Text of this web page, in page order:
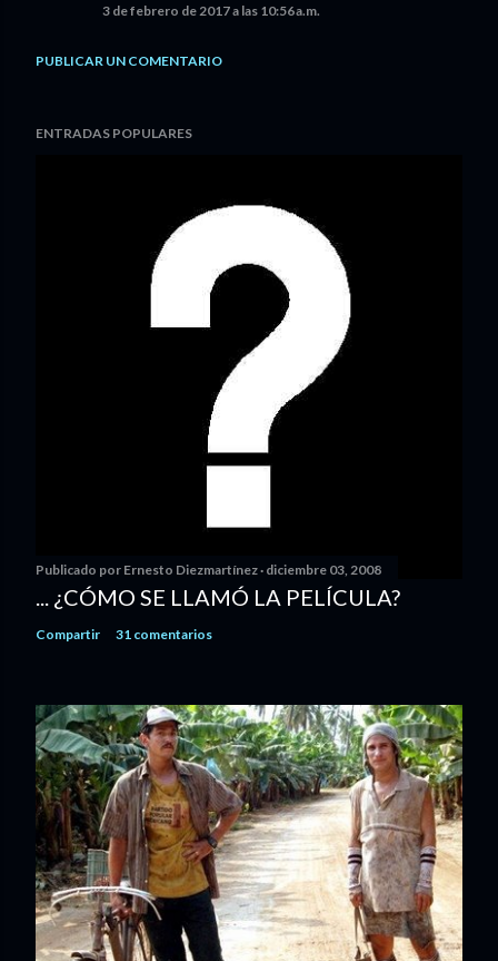
3 de febrero de 2017 a las 10:56 a.m.
PUBLICAR UN COMENTARIO
ENTRADAS POPULARES
Publicado por Ernesto Diezmartínez diciembre 03, 2008
... ¿CÓMO SE LLAMÓ LA PELÍCULA?
Compartir 31 comentarios